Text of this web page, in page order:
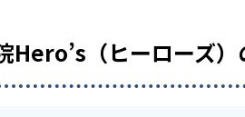
を選択できる。ご両親の送迎時間
また、志望校に合わせたカリキュ
る。
とすれば、先生を選べないところ
のサービスはない。担当の先生
等部 - 柏木学園高校 -
Hero’s（ヒーローズ）